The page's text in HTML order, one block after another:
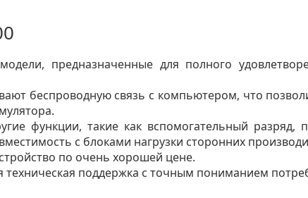
предназначенные для полного
беспроводную связь с компьютером, что
функции, такие как вспомогательный разряд,
с блоками нагрузки сторонних
по очень хорошей цене.
поддержка с точным пониманием